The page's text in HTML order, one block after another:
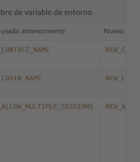
de variable de entorno
usado anteriormente Nuevo